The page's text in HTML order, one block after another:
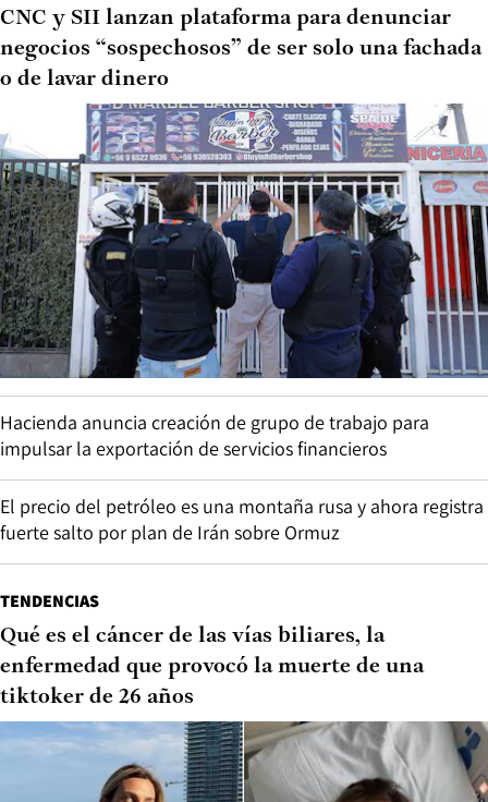
CNC y SII lanzan plataforma para denunciar
negocios “sospechosos” de ser solo una fachada
o de lavar dinero
Hacienda anuncia creación de grupo de trabajo para
impulsar la exportación de servicios financieros
El precio del petróleo es una montaña rusa y ahora registra
fuerte salto por plan de Irán sobre Ormuz
TENDENCIAS
Qué es el cáncer de las vías biliares, la
enfermedad que provocó la muerte de una
tiktoker de 26 años